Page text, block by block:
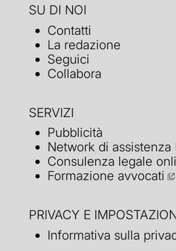
SU DI NOI
Contatti
La redazione
Seguici
Collabora
SERVIZI
Pubblicità
Network di assistenza
Consulenza legale
Formazione avvocati
PRIVACY E
Informativa sulla